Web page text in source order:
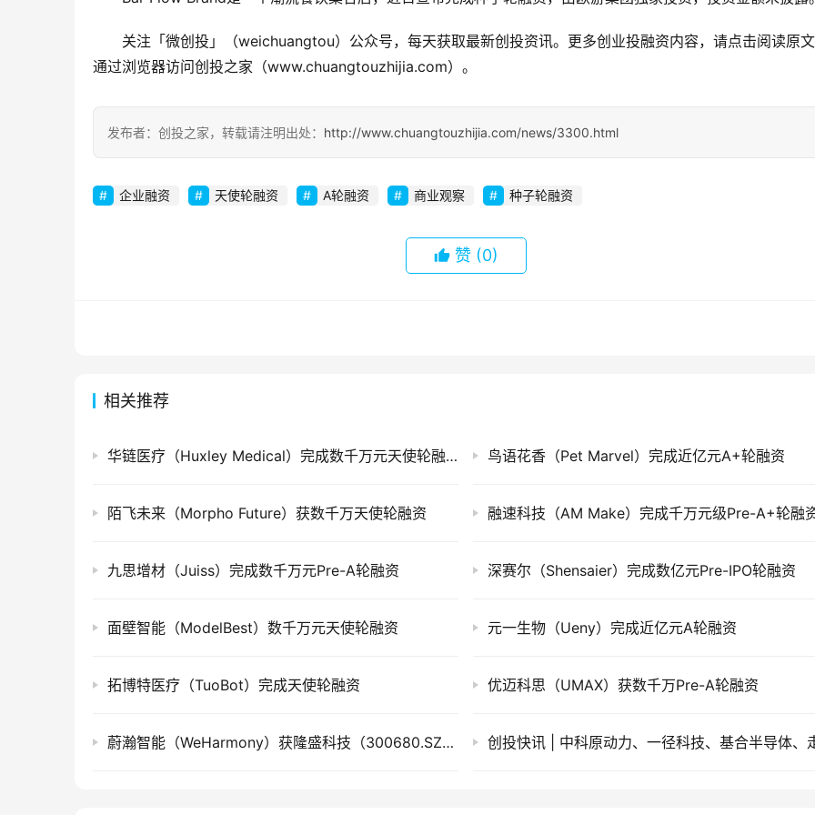
关注「微创投」（weichuangtou）公众号，每天获取最新创投资讯。更多创业投融资内容，请点击阅读原
通过浏览器访问创投之家（www.chuangtouzhijia.com）。
发布者：创投之家，转载请注明出处： http://www.chuangtouzhijia.com/news/3300.html
企业融资 天使轮融资 A轮融资 商业观察 种子轮融资
赞 (0)
相关推荐
华链医疗（Huxley Medical）完成数千万元天使轮融资 鸟语花香（Pet Marvel）完成近亿元A+轮融资
陌飞未来（Morpho Future）获数千万天使轮融资 融速科技（AM Make）完成千万元级Pre-A+轮融
九思增材（Juiss）完成数千万元Pre-A轮融资 深赛尔（Shensaier）完成数亿元Pre-IPO轮融资
面壁智能（ModelBest）数千万元天使轮融资 元一生物（Ueny）完成近亿元A轮融资
拓博特医疗（TuoBot）完成天使轮融资 优迈科思（UMAX）获数千万Pre-A轮融资
蔚瀚智能（WeHarmony）获隆盛科技（300680.SZ）战略投资